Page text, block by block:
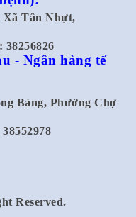
Xã Tân Nhựt,
38256826
- Ngân hàng tế
Bàng, Phường Chợ
Reserved.